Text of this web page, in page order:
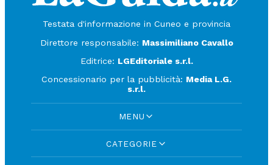
Testata d'informazione in Cuneo e provincia
Direttore responsabile: Massimiliano Cavallo
Editrice: LGEditoriale s.r.l.
Concessionario per la pubblicità: Media L.G.
s.r.l.
MENU
CATEGORIE